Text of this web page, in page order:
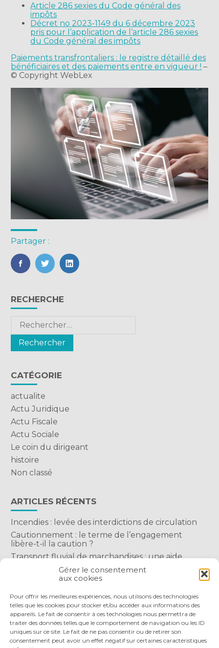
Gérer le consentement
aux cookies
Pour offrir les meilleures expériences, nous utilisons des technologies
telles que les cookies pour stocker et/ou accéder aux informations des
appareils. Le fait de consentir à ces technologies nous permettra de
traiter des données telles que le comportement de navigation ou les ID
uniques sur ce site. Le fait de ne pas consentir ou de retirer son
consentement peut avoir un effet négatif sur certaines caractéristiques
Article 286 sexies du Code général des
impôts
Décret no 2023-1149 du 6 décembre 2023
pris pour l’application de l’article 286 sexies
du Code général des impôts
Paiements transfrontaliers : le registre détaillé des
bénéficiaires et des paiements entre en vigueur ! –
© Copyright WebLex
Partager :
FaceBook
TwitterLinkedIn
Blog
sidebar
RECHERCHE
Rechercher :
CATÉGORIE
actualite
Actu Juridique
Actu Fiscale
Actu Sociale
Le coin du dirigeant
histoire
Non classé
ARTICLES RÉCENTS
Incendies : levée des interdictions de circulation
Cautionnement : le terme de l’engagement
libère-t-il la caution ?
Transport fluvial de marchandises : une aide
financière bienvenue
Succession : les donations du parent renonçant